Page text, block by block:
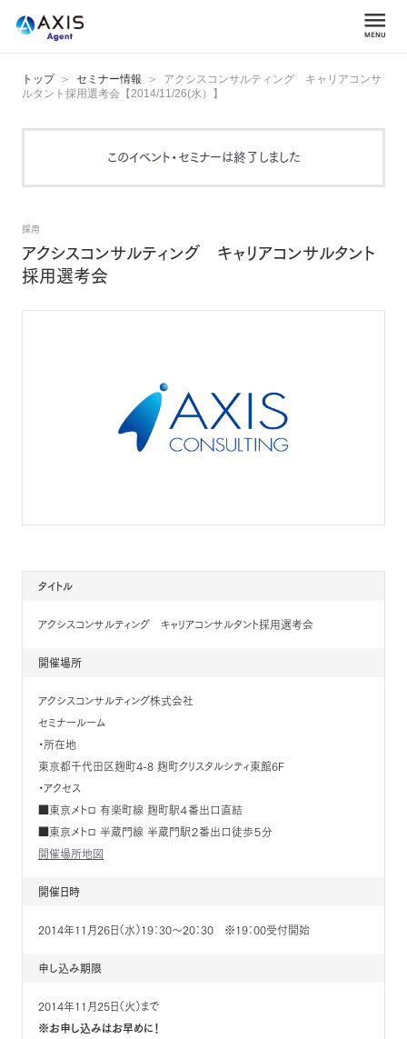
トップ セミナー情報
アクシスコンサルティング キャリアコンサ
ルタント採用選考会【2014/11/26(水）】
このイベント・セミナーは終了しました
採用
アクシスコンサルティング キャリアコンサルタント
採用選考会
タイトル
アクシスコンサルティング キャリアコンサルタント採用選考会
開催場所
アクシスコンサルティング株式会社
セミナールーム
・所在地
東京都千代田区麹町4-8 麹町クリスタルシティ東館6F
・アクセス
■東京メトロ 有楽町線 麹町駅４番出口直結
■東京メトロ 半蔵門線 半蔵門駅２番出口徒歩５分
開催場所地図
開催日時
2014年11月26日（水）19：30～20：30 ※19：00受付開始
申し込み期限
2014年11月25日（火）まで
※お申し込みはお早めに！